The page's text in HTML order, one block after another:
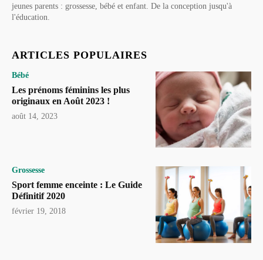
jeunes parents : grossesse, bébé et enfant. De la conception jusqu'à
l'éducation.
ARTICLES POPULAIRES
Bébé
Les prénoms féminins les plus
originaux en Août 2023 !
août 14, 2023
Grossesse
Sport femme enceinte : Le Guide
Définitif 2020
février 19, 2018